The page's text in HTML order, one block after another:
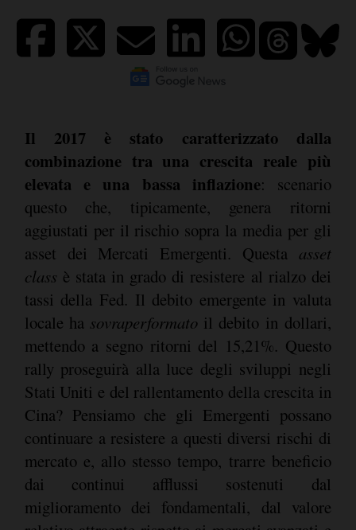
Il 2017 è stato caratterizzato dalla
combinazione tra una crescita reale più
elevata e una bassa inflazione: scenario
questo che, tipicamente, genera ritorni
aggiustati per il rischio sopra la media per gli
asset dei Mercati Emergenti. Questa asset
class è stata in grado di resistere al rialzo dei
tassi della Fed. Il debito emergente in valuta
locale ha sovraperformato il debito in dollari,
mettendo a segno ritorni del 15,21%. Questo
rally proseguirà alla luce degli sviluppi negli
Stati Uniti e del rallentamento della crescita in
Cina? Pensiamo che gli Emergenti possano
continuare a resistere a questi diversi rischi di
mercato e, allo stesso tempo, trarre beneficio
dai continui afflussi sostenuti dal
miglioramento dei fondamentali, dal valore